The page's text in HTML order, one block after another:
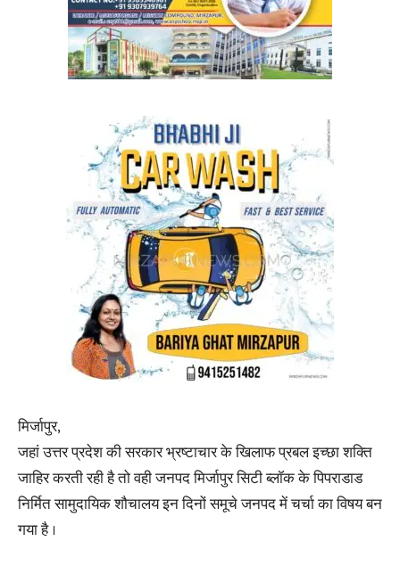
मिर्जापुर,
जहां उत्तर प्रदेश की सरकार भ्रष्टाचार के खिलाफ प्रबल इच्छा शक्ति
जाहिर करती रही है तो वही जनपद मिर्जापुर सिटी ब्लॉक के पिपराडाड
निर्मित सामुदायिक शौचालय इन दिनों समूचे जनपद में चर्चा का विषय बन
गया है ।